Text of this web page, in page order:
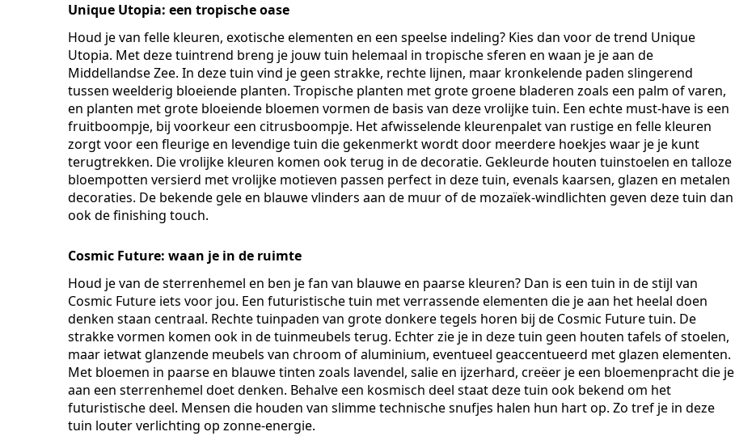
Unique Utopia: een tropische oase
Houd je van felle kleuren, exotische elementen en een speelse indeling? Kies dan voor de trend Unique
Utopia. Met deze tuintrend breng je jouw tuin helemaal in tropische sferen en waan je je aan de
Middellandse Zee. In deze tuin vind je geen strakke, rechte lijnen, maar kronkelende paden slingerend
tussen weelderig bloeiende planten. Tropische planten met grote groene bladeren zoals een palm of varen,
en planten met grote bloeiende bloemen vormen de basis van deze vrolijke tuin. Een echte must-have is een
fruitboompje, bij voorkeur een citrusboompje. Het afwisselende kleurenpalet van rustige en felle kleuren
zorgt voor een fleurige en levendige tuin die gekenmerkt wordt door meerdere hoekjes waar je je kunt
terugtrekken. Die vrolijke kleuren komen ook terug in de decoratie. Gekleurde houten tuinstoelen en talloze
bloempotten versierd met vrolijke motieven passen perfect in deze tuin, evenals kaarsen, glazen en metalen
decoraties. De bekende gele en blauwe vlinders aan de muur of de mozaïek-windlichten geven deze tuin dan
ook de finishing touch.
Cosmic Future: waan je in de ruimte
Houd je van de sterrenhemel en ben je fan van blauwe en paarse kleuren? Dan is een tuin in de stijl van
Cosmic Future iets voor jou. Een futuristische tuin met verrassende elementen die je aan het heelal doen
denken staan centraal. Rechte tuinpaden van grote donkere tegels horen bij de Cosmic Future tuin. De
strakke vormen komen ook in de tuinmeubels terug. Echter zie je in deze tuin geen houten tafels of stoelen,
maar ietwat glanzende meubels van chroom of aluminium, eventueel geaccentueerd met glazen elementen.
Met bloemen in paarse en blauwe tinten zoals lavendel, salie en ijzerhard, creëer je een bloemenpracht die je
aan een sterrenhemel doet denken. Behalve een kosmisch deel staat deze tuin ook bekend om het
futuristische deel. Mensen die houden van slimme technische snufjes halen hun hart op. Zo tref je in deze
tuin louter verlichting op zonne-energie.